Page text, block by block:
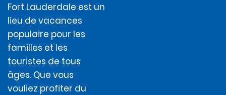
Fort Lauderdale est un
lieu de vacances
populaire pour les
familles et les
touristes de tous
âges. Que vous
vouliez profiter du